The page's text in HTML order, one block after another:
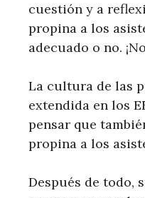
cuestión y a
propina a los
adecuado o no.
La cultura de las
extendida en los
pensar que
propina a los
Después de todo,